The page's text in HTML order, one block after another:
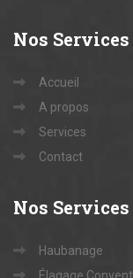
Nos Services
Accueil
A propos
Services
Contact
Nos Services
Haubanage